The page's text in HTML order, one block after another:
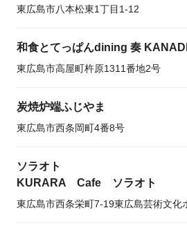
東広島市八本松東1丁目1-12
和食とてっぱんdining 奏
東広島市高屋町杵原1311番地2号
炭焼炉端ふじやま
東広島市西条岡町4番8号
ソラオト
KURARA Cafe ソラオト
東広島市西条栄町7-19東広島芸術文化